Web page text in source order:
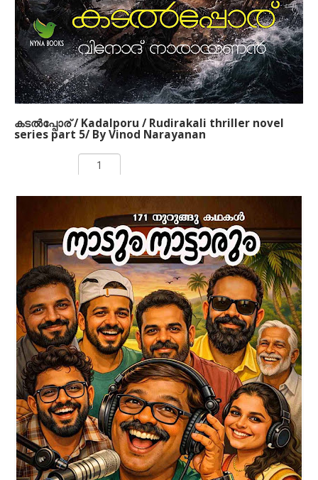
അന്നത്തെ സാമുദായികവും സാമൂഹികവുമായ
ചുറ്റുപാടുകള്‍, രാഷ്ട്രീയ സാഹചര്യങ്ങള്‍, പ്രണയം,
പക, കാമം, പ്രതികാരം, യുദ്ധം എന്നിവയെല്ലാം ഈ
നോവലില്‍ ഉണ്ട്.
കടല്‍പ്പോര് / Kadalporu / Rudirakali thriller novel
series part 5/ By Vinod Narayanan
രുധിരകാളി' എന്ന ബൃഹദ് നോവല്‍ വിനോദ്
നാരായണന്‍ ഒരുക്കിയിരിക്കുന്നത് അഞ്ച്